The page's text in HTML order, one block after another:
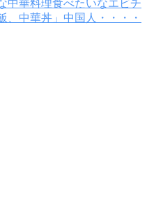
中華料理食べたいなエビチ
、中華丼」中国人・・・・